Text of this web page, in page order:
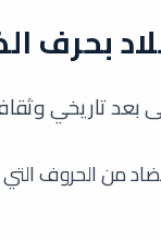
بحرف
بعد تاريخي
من الحروف